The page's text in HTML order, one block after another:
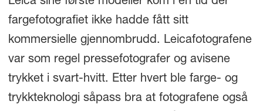
fargefotografiet ikke hadde fått sitt
kommersielle gjennombrudd. Leicafotografene
var som regel pressefotografer og avisene
trykket i svart-hvitt. Etter hvert ble farge- og
trykkteknologi såpass bra at fotografene også